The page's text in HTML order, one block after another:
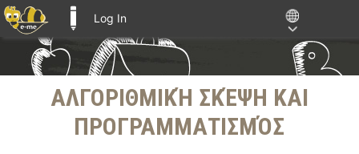
Log In
ΑΛΓΟΡΙΘΜΙΚΉ ΣΚΈΨΗ ΚΑΙ
ΠΡΟΓΡΑΜΜΑΤΙΣΜΌΣ